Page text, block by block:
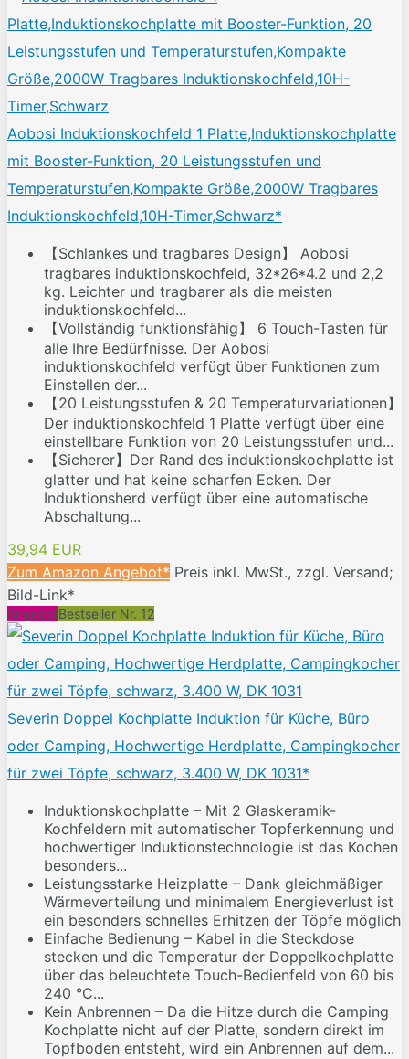
Aobosi Induktionskochfeld 1 Platte,Induktionskochplatte
mit Booster-Funktion, 20 Leistungsstufen und
Temperaturstufen,Kompakte Größe,2000W Tragbares
Induktionskochfeld,10H-Timer,Schwarz*
【Schlankes und tragbares Design】 Aobosi
tragbares induktionskochfeld, 32*26*4.2 und 2,2
kg. Leichter und tragbarer als die meisten
induktionskochfeld...
【Vollständig funktionsfähig】 6 Touch-Tasten für
alle Ihre Bedürfnisse. Der Aobosi
induktionskochfeld verfügt über Funktionen zum
Einstellen der...
【20 Leistungsstufen & 20 Temperaturvariationen】
Der induktionskochfeld 1 Platte verfügt über eine
einstellbare Funktion von 20 Leistungsstufen und...
【Sicherer】Der Rand des induktionskochplatte ist
glatter und hat keine scharfen Ecken. Der
Induktionsherd verfügt über eine automatische
Abschaltung...
39,94 EUR
Zum Amazon Angebot* Preis inkl. MwSt., zzgl. Versand;
Bild-Link*
AngebotBestseller Nr. 12
Severin Doppel Kochplatte Induktion für Küche, Büro
oder Camping, Hochwertige Herdplatte, Campingkocher
für zwei Töpfe, schwarz, 3.400 W, DK 1031*
Induktionskochplatte – Mit 2 Glaskeramik-
Kochfeldern mit automatischer Topferkennung und
hochwertiger Induktionstechnologie ist das Kochen
besonders...
Leistungsstarke Heizplatte – Dank gleichmäßiger
Wärmeverteilung und minimalem Energieverlust ist
ein besonders schnelles Erhitzen der Töpfe möglich
Einfache Bedienung – Kabel in die Steckdose
stecken und die Temperatur der Doppelkochplatte
über das beleuchtete Touch-Bedienfeld von 60 bis
240 °C...
Kein Anbrennen – Da die Hitze durch die Camping
Kochplatte nicht auf der Platte, sondern direkt im
Topfboden entsteht, wird ein Anbrennen auf dem...